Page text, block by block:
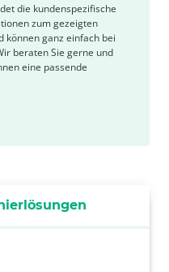
die kundenspezifische
zum gezeigten
können ganz einfach bei
beraten Sie gerne und
eine passende